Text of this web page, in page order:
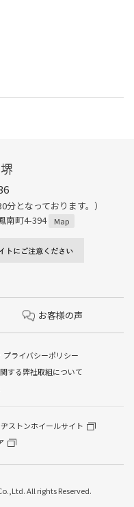
となっております。）
南町4-394
Map
お客様の声
プライバシーポリシー
する弊社取組について
ストンホイールサイト
All rights Reserved.
え/オイル交換/その他